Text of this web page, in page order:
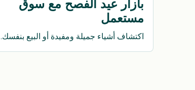
بازار عيد الفصح مع سوق
مستعمل
اكتشاف أشياء جميلة ومفيدة أو البيع بنفسك.